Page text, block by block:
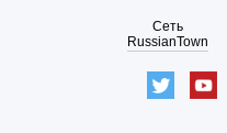
Сеть
RussianTown